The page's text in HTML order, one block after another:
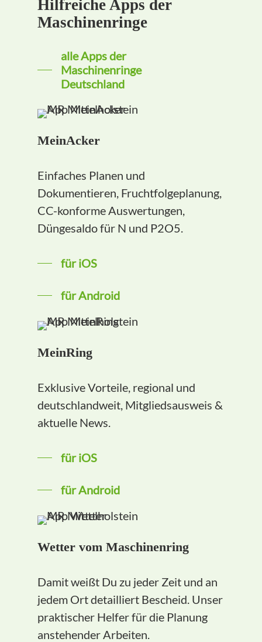
Hilfreiche Apps der
Maschinenringe
alle Apps der
Maschinenringe
Deutschland
MeinAcker
Einfaches Planen und
Dokumentieren, Fruchtfolgeplanung,
CC-konforme Auswertungen,
Düngesaldo für N und P2O5.
für iOS
für Android
MeinRing
Exklusive Vorteile, regional und
deutschlandweit, Mitgliedsausweis &
aktuelle News.
für iOS
für Android
Wetter vom Maschinenring
Damit weißt Du zu jeder Zeit und an
jedem Ort detailliert Bescheid. Unser
praktischer Helfer für die Planung
anstehender Arbeiten.